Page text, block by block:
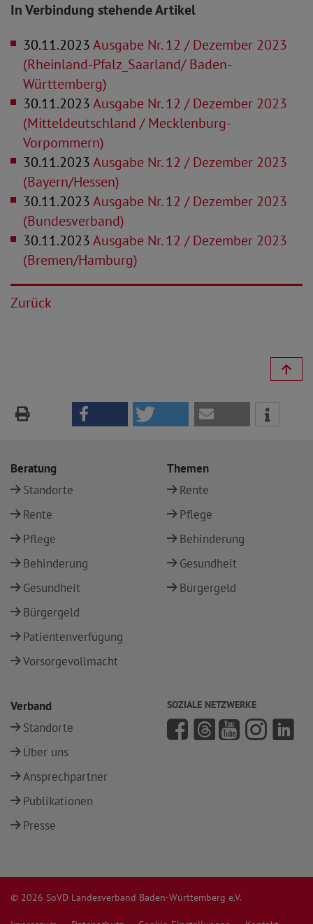
In Verbindung stehende Artikel
30.11.2023Ausgabe Nr. 12 / Dezember 2023
(Rheinland-Pfalz_Saarland/ Baden-
Württemberg)
30.11.2023Ausgabe Nr. 12 / Dezember 2023
(Mitteldeutschland / Mecklenburg-
Vorpommern)
30.11.2023Ausgabe Nr. 12 / Dezember 2023
(Bayern/Hessen)
30.11.2023Ausgabe Nr. 12 / Dezember 2023
(Bundesverband)
30.11.2023Ausgabe Nr. 12 / Dezember 2023
(Bremen/Hamburg)
Zurück
Beratung
Standorte
Rente
Pflege
Behinderung
Gesundheit
Bürgergeld
Patientenverfügung
Vorsorgevollmacht
Themen
Rente
Pflege
Behinderung
Gesundheit
Bürgergeld
Verband
Standorte
Über uns
Ansprechpartner
Publikationen
Presse
SOZIALE NETZWERKE
© 2026 SoVD Landesverband Baden-Württemberg e.V.